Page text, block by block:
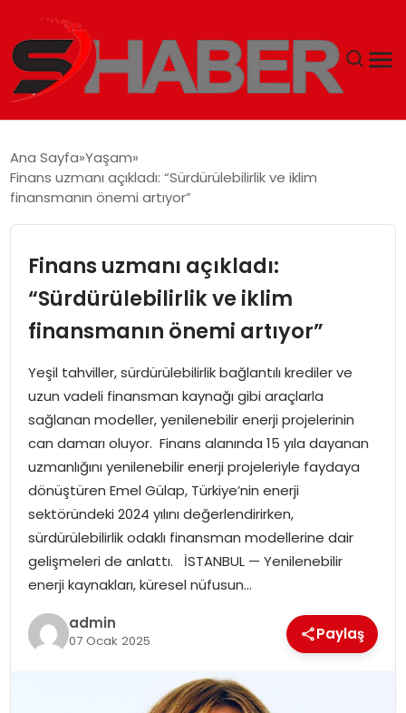
EKONOMI
SIYASET
EĞITIM
YAŞAM
Ana Sayfa Yaşam
Finans uzmanı açıkladı: “Sürdürülebilirlik ve iklim
finansmanın önemi artıyor”
Finans uzmanı açıkladı:
“Sürdürülebilirlik ve iklim
finansmanın önemi artıyor”
Yeşil tahviller, sürdürülebilirlik bağlantılı krediler ve
uzun vadeli finansman kaynağı gibi araçlarla
sağlanan modeller, yenilenebilir enerji projelerinin
can damarı oluyor. Finans alanında 15 yıla dayanan
uzmanlığını yenilenebilir enerji projeleriyle faydaya
dönüştüren Emel Gülap, Türkiye’nin enerji
sektöründeki 2024 yılını değerlendirirken,
sürdürülebilirlik odaklı finansman modellerine dair
gelişmeleri de anlattı. İSTANBUL — Yenilenebilir
enerji kaynakları, küresel nüfusun…
admin
07 Ocak 2025 Paylaş